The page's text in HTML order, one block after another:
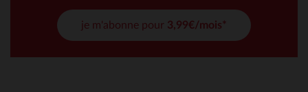
je m'abonne pour 3,99€/mois*